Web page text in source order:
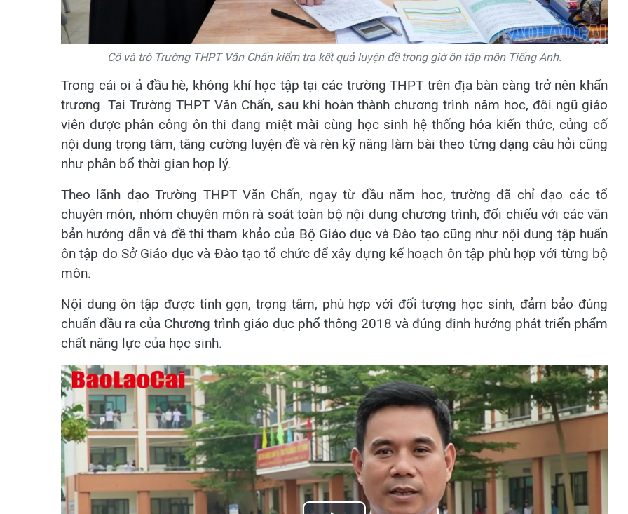
Cô và trò Trường THPT Văn Chấn kiểm tra kết quả luyện đề trong giờ ôn tập môn Tiếng Anh.
Trong cái oi ả đầu hè, không khí học tập tại các trường THPT trên địa bàn càng trở nên khẩn
trương. Tại Trường THPT Văn Chấn, sau khi hoàn thành chương trình năm học, đội ngũ giáo
viên được phân công ôn thi đang miệt mài cùng học sinh hệ thống hóa kiến thức, củng cố
nội dung trọng tâm, tăng cường luyện đề và rèn kỹ năng làm bài theo từng dạng câu hỏi cũng
như phân bổ thời gian hợp lý.
Theo lãnh đạo Trường THPT Văn Chấn, ngay từ đầu năm học, trường đã chỉ đạo các tổ
chuyên môn, nhóm chuyên môn rà soát toàn bộ nội dung chương trình, đối chiếu với các văn
bản hướng dẫn và đề thi tham khảo của Bộ Giáo dục và Đào tạo cũng như nội dung tập huấn
ôn tập do Sở Giáo dục và Đào tạo tổ chức để xây dựng kế hoạch ôn tập phù hợp với từng bộ
môn.
Nội dung ôn tập được tinh gọn, trọng tâm, phù hợp với đối tượng học sinh, đảm bảo đúng
chuẩn đầu ra của Chương trình giáo dục phổ thông 2018 và đúng định hướng phát triển phẩm
chất năng lực của học sinh.